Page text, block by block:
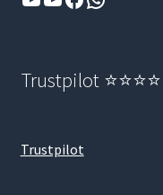
Trustpilot ⭐⭐⭐⭐
Trustpilot